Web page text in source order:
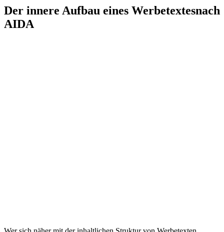
Der innere Aufbau eines Werbetextesnach
AIDA